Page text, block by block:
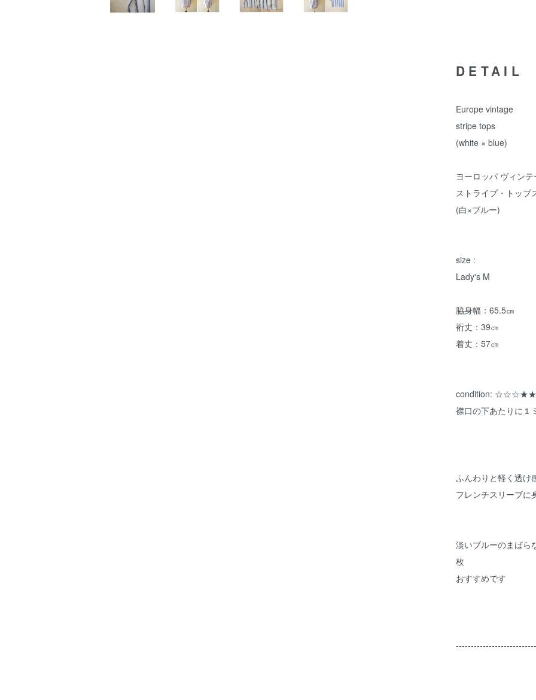
DETAIL
Europe vintage
stripe tops
(white × blue)
ヨーロッパ ヴィン
ストライプ・トップ
(白×ブルー)
size :
Lady's M
脇身幅：65.5㎝
裄丈：39㎝
着丈：57㎝
condition: ☆☆☆★★
襟口の下あたりに１
ふんわりと軽く透け
フレンチスリーブに
淡いブルーのまばら
枚
おすすめです